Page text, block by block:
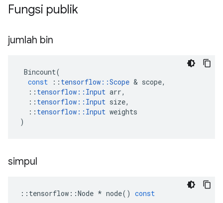
Fungsi publik
jumlah bin
Bincount(
const
:: tensorflow ::Scope & scope,
:: tensorflow :: Input arr,
:: tensorflow :: Input size,
:: tensorflow :: Input weights
)
simpul
:: tensorflow ::Node * node() const